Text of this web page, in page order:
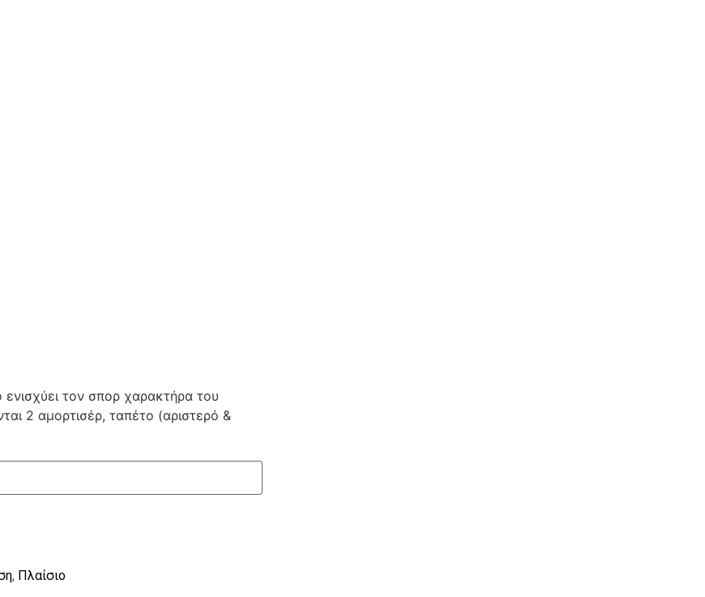
ενισχύει τον σπορ χαρακτήρα του
2 αμορτισέρ, ταπέτο (αριστερό &
, Πλαίσιο